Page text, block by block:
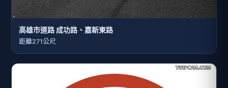
高雄市道路 成功路、嘉新東路
距離271公尺